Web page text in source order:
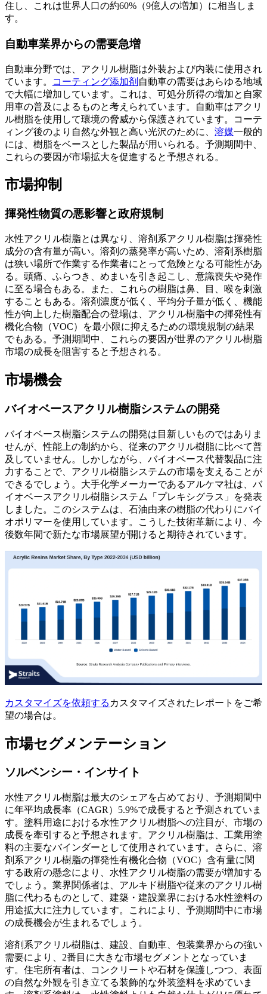
住し、これは世界人口の約60%（9億人の増加）に相当しま
す。
自動車業界からの需要急増
自動車分野では、アクリル樹脂は外装および内装に使用され
ています。
コーティング添加剤 自動車の需要はあらゆる地域
で大幅に増加しています。これは、可処分所得の増加と自家
用車の普及によるものと考えられています。自動車はアクリ
ル樹脂を使用して環境の脅威から保護されています。コーテ
ィング後のより自然な外観と高い光沢のために、 溶媒一般的
には、樹脂をベースとした製品が用いられる。予測期間中、
これらの要因が市場拡大を促進すると予想される。
市場抑制
揮発性物質の悪影響と政府規制
水性アクリル樹脂とは異なり、溶剤系アクリル樹脂は揮発性
成分の含有量が高い。溶剤の蒸発率が高いため、溶剤系樹脂
は狭い場所で作業する作業者にとって危険となる可能性があ
る。頭痛、ふらつき、めまいを引き起こし、意識喪失や発作
に至る場合もある。また、これらの樹脂は鼻、目、喉を刺激
することもある。溶剤濃度が低く、平均分子量が低く、機能
性が向上した樹脂配合の登場は、アクリル樹脂中の揮発性有
機化合物（VOC）を最小限に抑えるための環境規制の結果
でもある。予測期間中、これらの要因が世界のアクリル樹脂
市場の成長を阻害すると予想される。
市場機会
バイオベースアクリル樹脂システムの開発
バイオベース樹脂システムの開発は目新しいものではありま
せんが、性能上の制約から、従来のアクリル樹脂に比べて普
及していません。しかしながら、バイオベース代替製品に注
力することで、アクリル樹脂システムの市場を支えることが
できるでしょう。大手化学メーカーであるアルケマ社は、バ
イオベースアクリル樹脂システム「プレキシグラス」を発表
しました。このシステムは、石油由来の樹脂の代わりにバイ
オポリマーを使用しています。こうした技術革新により、今
後数年間で新たな市場展望が開けると期待されています。
カスタマイズを依頼する カスタマイズされたレポートをご希
望の場合は。
市場セグメンテーション
ソルベンシー・インサイト
水性アクリル樹脂は最大のシェアを占めており、予測期間中
に年平均成長率（CAGR）5.9%で成長すると予測されていま
す。塗料用途における水性アクリル樹脂への注目が、市場の
成長を牽引すると予想されます。アクリル樹脂は、工業用塗
料の主要なバインダーとして使用されています。さらに、溶
剤系アクリル樹脂の揮発性有機化合物（VOC）含有量に関
する政府の懸念により、水性アクリル樹脂の需要が増加する
でしょう。業界関係者は、アルキド樹脂や従来のアクリル樹
脂に代わるものとして、建築・建設業界における水性塗料の
用途拡大に注力しています。これにより、予測期間中に市場
の成長機会が生まれるでしょう。
溶剤系アクリル樹脂は、建設、自動車、包装業界からの強い
需要により、2番目に大きな市場セグメントとなっていま
す。住宅所有者は、コンクリートや石材を保護しつつ、表面
の自然な外観を引き立てる装飾的な外装塗料を求めていま